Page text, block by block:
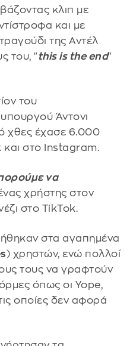
κλιπ με
και με
της Αντέλ
του, " this is the end"
του
Άντονι
χθες έχασε 6.000
στο Instagram.
να
χρήστης στον
στο TikTok.
στα αγαπημένα
) χρηστών, ενώ πολλοί
τους να γραφτούν
όπως οι Yope,
οποίες δεν αφορά